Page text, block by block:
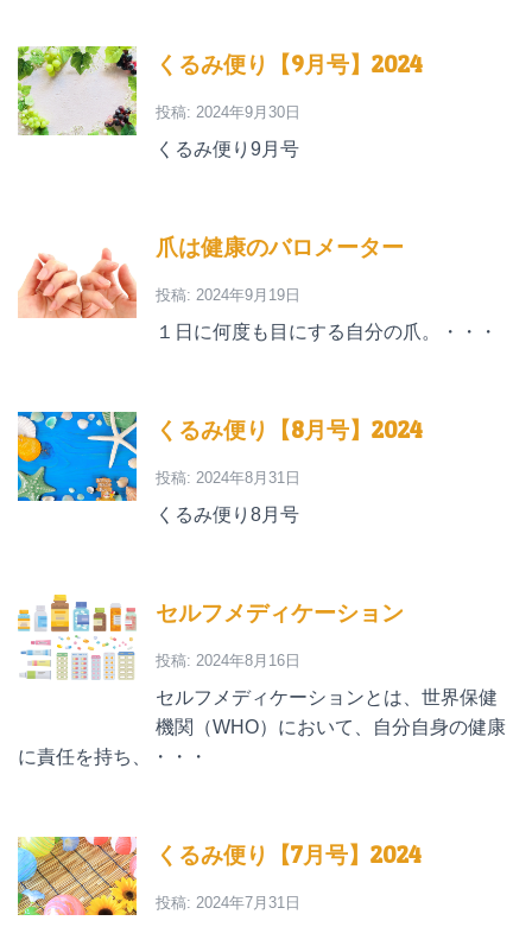
くるみ便り【9月号】2024
投稿: 2024年9月30日
くるみ便り9月号
爪は健康のバロメーター
投稿: 2024年9月19日
１日に何度も目にする自分の爪。・・・
くるみ便り【8月号】2024
投稿: 2024年8月31日
くるみ便り8月号
セルフメディケーション
投稿: 2024年8月16日
セルフメディケーションとは、世界保健
機関（WHO）において、自分自身の健康
に責任を持ち、・・・
くるみ便り【7月号】2024
投稿: 2024年7月31日